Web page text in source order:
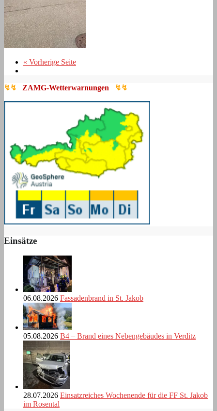
« Vorherige Seite
↯↯ ZAMG-Wetterwarnungen ↯↯
Einsätze
06.08.2026 Fassadenbrand in St. Jakob
05.08.2026 B4 – Brand eines Nebengebäudes in Verditz
28.07.2026 Einsatzreiches Wochenende für die FF St. Jakob
im Rosental